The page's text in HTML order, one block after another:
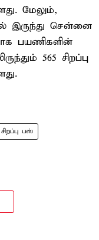
மேலும்,
இருந்து சென்னை
பயணிகளின்
565 சிறப்பு
சிறப்பு பஸ்